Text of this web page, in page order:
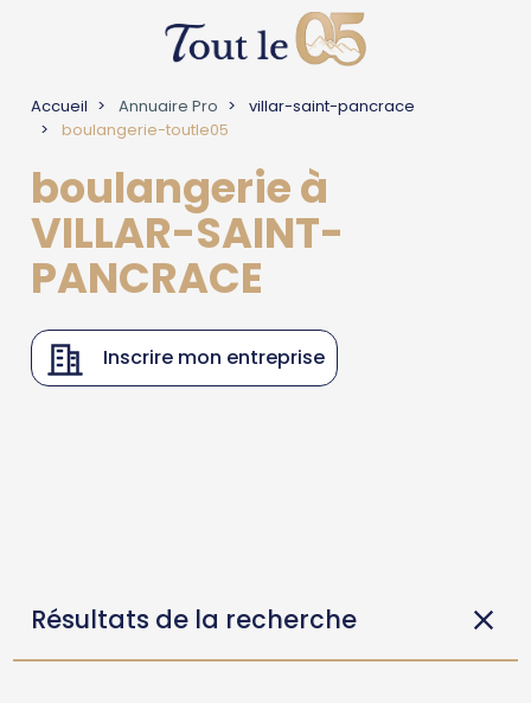
Accueil Annuaire Pro
villar-saint-pancrace
boulangerie-toutle05
boulangerie à
VILLAR-SAINT-
PANCRACE
Inscrire mon entreprise
Résultats de la recherche